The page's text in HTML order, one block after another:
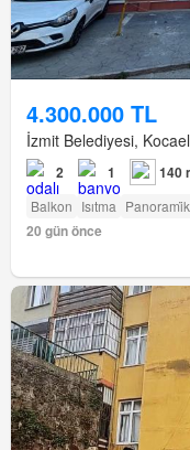
4.300.000 TL
İzmit Belediyesi,
2 1 140
Balkon Isıtma
20 gün önce